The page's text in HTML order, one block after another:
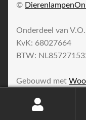
©
Onderdeel van
KvK: 68027664
BTW:
Gebouwd met